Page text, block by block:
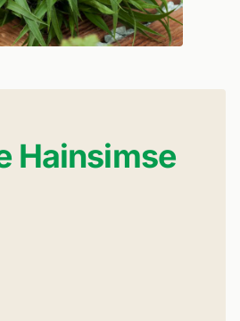
Hainsimse